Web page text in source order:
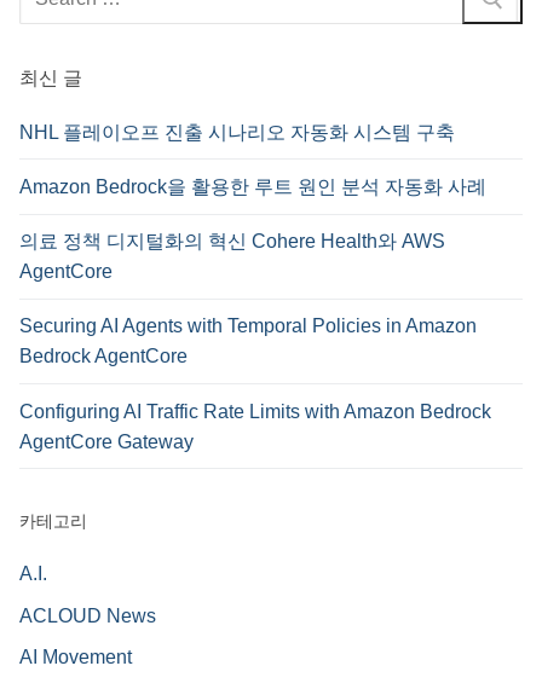
최신 글
NHL 플레이오프 진출 시나리오 자동화 시스템 구축
Amazon Bedrock을 활용한 루트 원인 분석 자동화 사례
의료 정책 디지털화의 혁신 Cohere Health와 AWS
AgentCore
Securing AI Agents with Temporal Policies in Amazon
Bedrock AgentCore
Configuring AI Traffic Rate Limits with Amazon Bedrock
AgentCore Gateway
카테고리
A.I.
ACLOUD News
AI Movement